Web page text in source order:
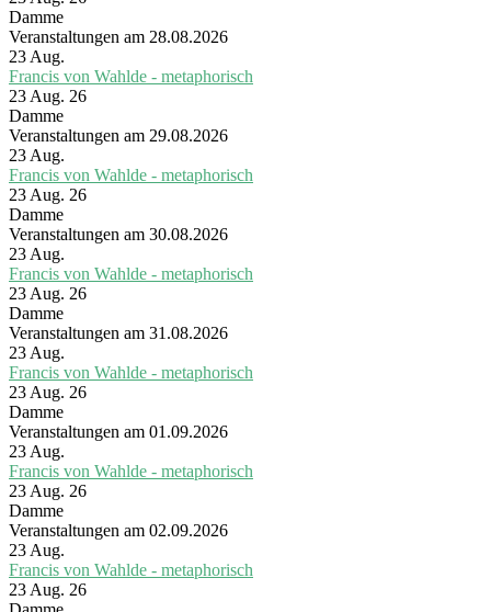
Damme
Veranstaltungen am 28.08.2026
23 Aug.
Francis von Wahlde - metaphorisch
23 Aug. 26
Damme
Veranstaltungen am 29.08.2026
23 Aug.
Francis von Wahlde - metaphorisch
23 Aug. 26
Damme
Veranstaltungen am 30.08.2026
23 Aug.
Francis von Wahlde - metaphorisch
23 Aug. 26
Damme
Veranstaltungen am 31.08.2026
23 Aug.
Francis von Wahlde - metaphorisch
23 Aug. 26
Damme
Veranstaltungen am 01.09.2026
23 Aug.
Francis von Wahlde - metaphorisch
23 Aug. 26
Damme
Veranstaltungen am 02.09.2026
23 Aug.
Francis von Wahlde - metaphorisch
23 Aug. 26